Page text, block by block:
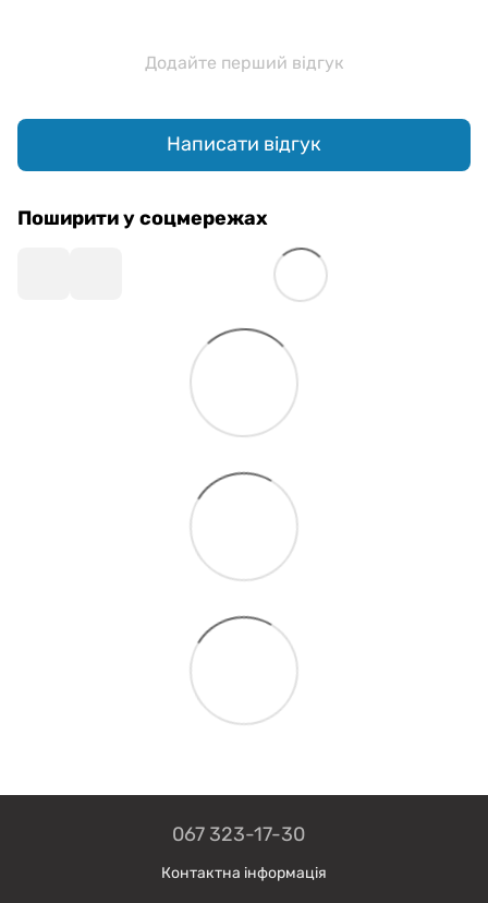
Додайте перший відгук
Написати відгук
Поширити у соцмережах
067 323-17-30
Контактна інформація